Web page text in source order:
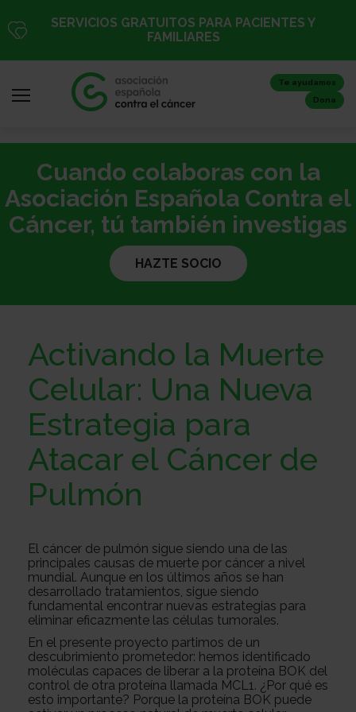
al
SERVICIOS GRATUITOS PARA PACIENTES Y
FAMILIARES
Te ayudamos
Dona
Iniciar
sesión
/
Registro
Inicio
Sobre
nosotros
Colabora
Todo
sobre
el
cancer
Investigación
Transparencia
Trabaja
Cuando colaboras con la
Asociación Española Contra el
Cáncer, tú también investigas
HAZTE SOCIO
Activando la Muerte
Celular: Una Nueva
Estrategia para
Atacar el Cáncer de
Pulmón
El cáncer de pulmón sigue siendo una de las
principales causas de muerte por cáncer a nivel
mundial. Aunque en los últimos años se han
desarrollado tratamientos, sigue siendo
fundamental encontrar nuevas estrategias para
eliminar eficazmente las células tumorales.
En el presente proyecto partimos de un
descubrimiento prometedor: hemos identificado
moléculas capaces de liberar a la proteína BOK del
control de otra proteína llamada MCL1. ¿Por qué es
esto importante? Porque la proteína BOK puede